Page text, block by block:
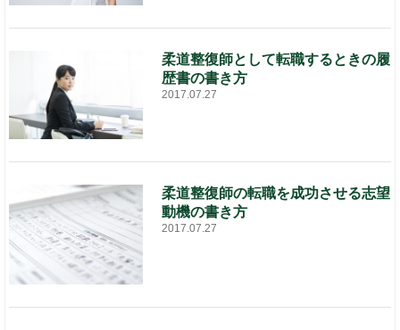
柔道整復師として転職するときの履
歴書の書き方
2017.07.27
柔道整復師の転職を成功させる志望
動機の書き方
2017.07.27